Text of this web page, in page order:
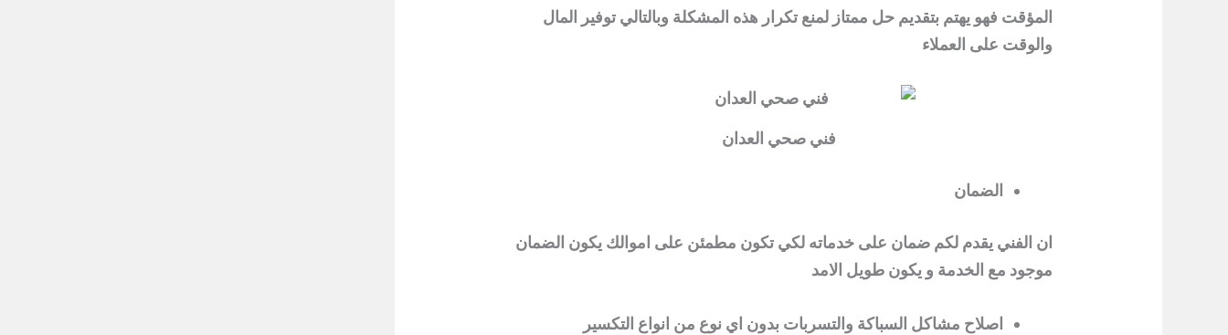
المؤقت فهو يهتم بتقديم حل ممتاز لمنع تكرار هذه المشكلة وبالتالي توفير المال
والوقت على العملاء
فني صحي العدان
الضمان
ان الفني يقدم لكم ضمان على خدماته لكي تكون مطمئن على اموالك يكون الضمان
موجود مع الخدمة و يكون طويل الامد
اصلاح مشاكل السباكة والتسربات بدون اي نوع من انواع التكسير